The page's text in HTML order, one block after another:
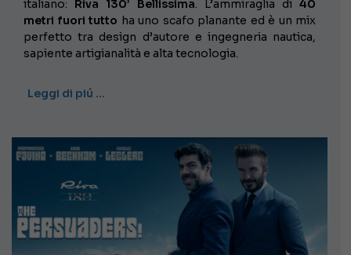
italiano: Riva 130’ Bellissima. L’ammiraglia di40
metri fuori tutto ha uno scafo planante ed è un mix
perfetto tra design d’autore e ingegneria nautica,
sapiente artigianalità e alta tecnologia.
Leggi di piú …